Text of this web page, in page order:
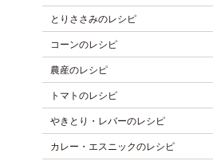
とりささみのレシピ
コーンのレシピ
農産のレシピ
トマトのレシピ
やきとり・レバーのレシピ
カレー・エスニックのレシピ